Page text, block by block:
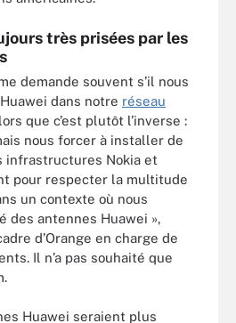
très prisées par les
demande souvent s’il nous
dans notre réseau
que c’est plutôt l’inverse :
nous forcer à installer de
infrastructures Nokia et
pour respecter la multitude
un contexte où nous
des antennes Huawei »,
d’Orange en charge de
Il n’a pas souhaité que
Huawei seraient plus